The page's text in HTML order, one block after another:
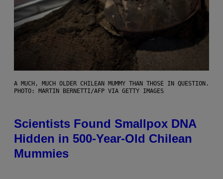
A MUCH, MUCH OLDER CHILEAN MUMMY THAN THOSE IN QUESTION.
PHOTO: MARTIN BERNETTI/AFP VIA GETTY IMAGES
Scientists Found Smallpox DNA
Hidden in 500-Year-Old Chilean
Mummies